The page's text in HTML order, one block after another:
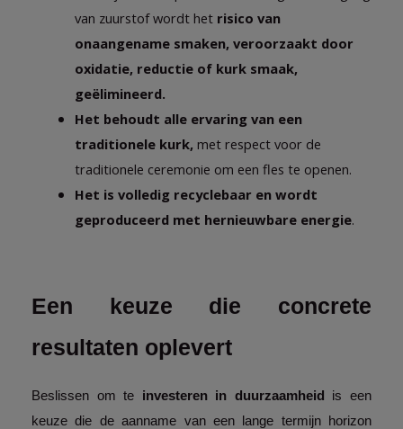
van zuurstof wordt het risico van
onaangename smaken, veroorzaakt door
oxidatie, reductie of kurk smaak,
geëlimineerd.
Het behoudt alle ervaring van een
traditionele kurk, met respect voor de
traditionele ceremonie om een fles te openen.
Het is volledig recyclebaar en wordt
geproduceerd met hernieuwbare energie.
Een keuze die concrete
resultaten oplevert
Beslissen om te investeren in duurzaamheid is een
keuze die de aanname van een lange termijn horizon